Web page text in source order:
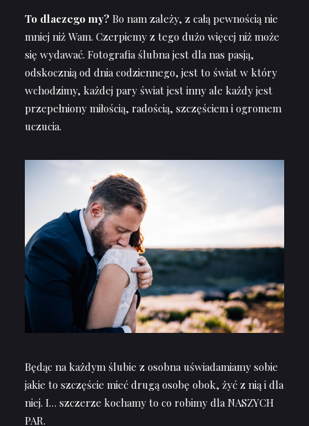
To dlaczego my? Bo nam zależy, z całą pewnością nie
mniej niż Wam. Czerpiemy z tego dużo więcej niż może
się wydawać. Fotografia ślubna jest dla nas pasją,
odskocznią od dnia codziennego, jest to świat w który
wchodzimy, każdej pary świat jest inny ale każdy jest
przepełniony miłością, radością, szczęściem i ogromem
uczucia.
Będąc na każdym ślubie z osobna uświadamiamy sobie
jakie to szczęście mieć drugą osobę obok, żyć z nią i dla
niej. I… szczerze kochamy to co robimy dla NASZYCH
PAR.